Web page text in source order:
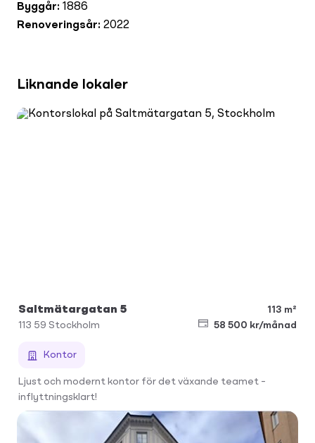
Byggår: 1886
Renoveringsår: 2022
Liknande lokaler
Saltmätargatan 5
113 m²
113 59 Stockholm 58 500 kr/månad
Kontor
Ljust och modernt kontor för det växande teamet –
inflyttningsklart!